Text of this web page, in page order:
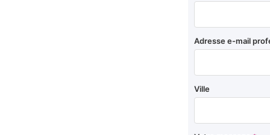
Adresse e-mail
Ville